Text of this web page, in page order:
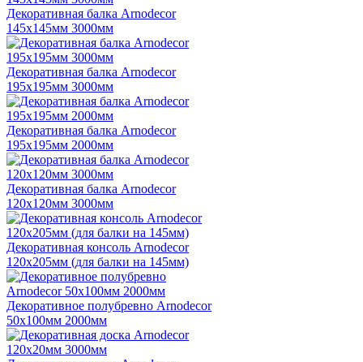
Декоративная балка Arnodecor
145х145мм 3000мм
Декоративная балка Arnodecor
195х195мм 3000мм
Декоративная балка Arnodecor
195х195мм 2000мм
Декоративная балка Arnodecor
120х120мм 3000мм
Декоративная консоль Arnodecor
120х205мм (для балки на 145мм)
Декоративное полубревно Arnodecor
50х100мм 2000мм